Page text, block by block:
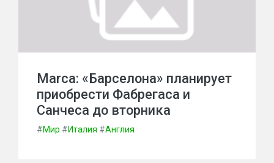
Marca: «Барселона» планирует
приобрести Фабрегаса и
Санчеса до вторника
#Мир #Италия #Англия